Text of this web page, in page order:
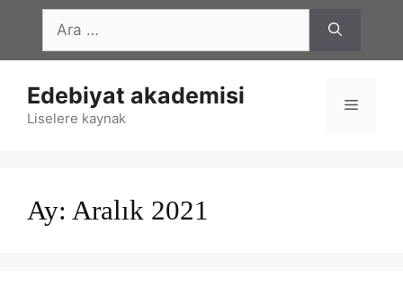
İçeriğe
ara
Edebiyat akademisi
Liselere kaynak
Menü
Ay: Aralık 2021